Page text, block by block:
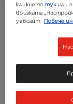
кликнете тукили
връзката
уебсайт. Повече